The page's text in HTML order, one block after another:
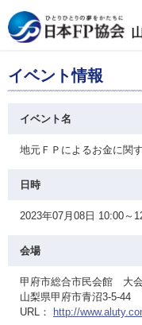
イベント情報
イベント名
地元ＦＰによるお金に関
日時
2023年07月08日 10:00～
会場
甲府市総合市民会館 大
山梨県甲府市青沼3-5-44
URL：
http://